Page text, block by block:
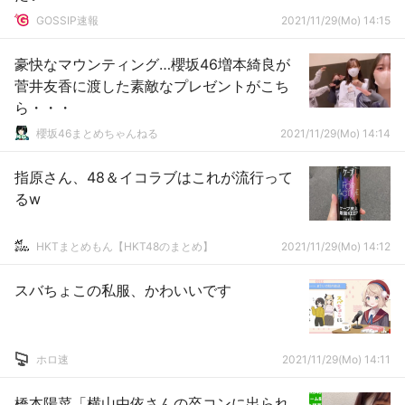
GOSSIP速報 2021/11/29(Mo) 14:15
豪快なマウンティング…櫻坂46増本綺良が
菅井友香に渡した素敵なプレゼントがこち
ら・・・
櫻坂46まとめちゃんねる 2021/11/29(Mo) 14:14
指原さん、48＆イコラブはこれが流行って
るw
HKTまとめもん【HKT48のまとめ】 2021/11/29(Mo) 14:12
スバちょこの私服、かわいいです
ホロ速 2021/11/29(Mo) 14:11